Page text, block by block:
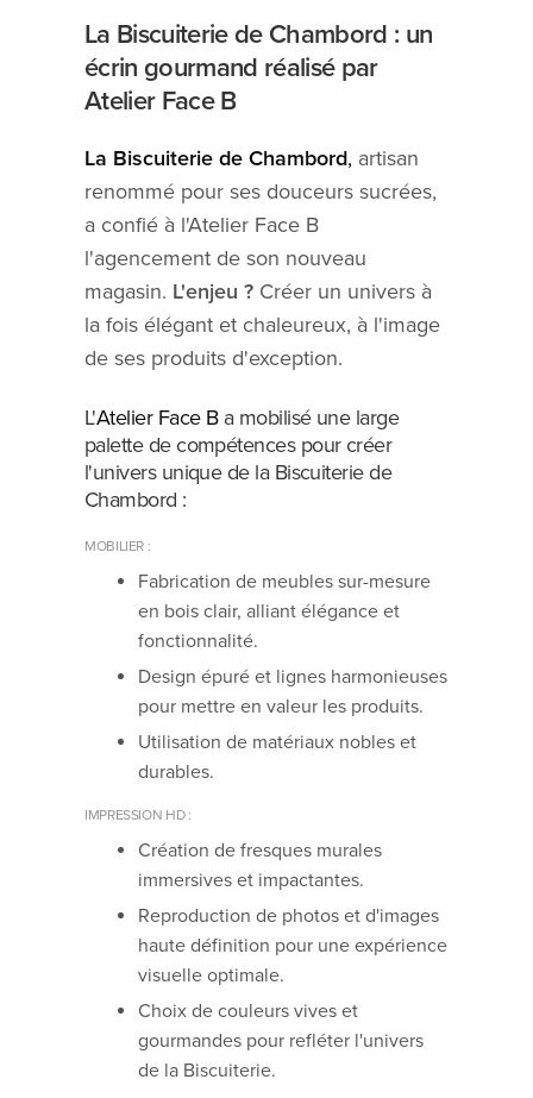
La Biscuiterie de Chambord : un
écrin gourmand réalisé par
Atelier Face B
La Biscuiterie de Chambord, artisan
renommé pour ses douceurs sucrées,
a confié à l'Atelier Face B
l'agencement de son nouveau
magasin. L'enjeu ? Créer un univers à
la fois élégant et chaleureux, à l'image
de ses produits d'exception.
L'Atelier Face Ba mobilisé une large
palette de compétences pour créer
l'univers unique de la Biscuiterie de
Chambord :
MOBILIER :
Fabrication de meubles sur-mesure
en bois clair, alliant élégance et
fonctionnalité.
Design épuré et lignes harmonieuses
pour mettre en valeur les produits.
Utilisation de matériaux nobles et
durables.
IMPRESSION HD :
Création de fresques murales
immersives et impactantes.
Reproduction de photos et d'images
haute définition pour une expérience
visuelle optimale.
Choix de couleurs vives et
gourmandes pour refléter l'univers
de la Biscuiterie.